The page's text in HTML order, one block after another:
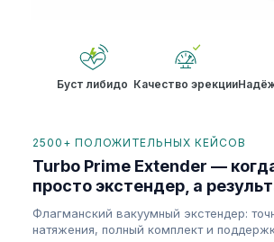
Буст либидо Качество эрекции
2500+ ПОЛОЖИТЕЛЬНЫХ КЕЙСОВ
Turbo Prime Extender —
просто экстендер, а
Флагманский вакуумный экстендер:
натяжения, полный комплект и